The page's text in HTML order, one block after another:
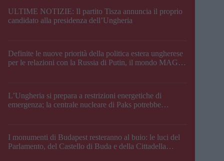
ULTIME NOTIZIE: Il partito Tisza annuncia il proprio
candidato alla presidenza dell’Ungheria
Definite le nuove priorità della politica estera ungherese
per le relazioni con la Russia di Putin, il mondo MAGA,
L’Ungheria si prepara a restrizioni energetiche di
emergenza; la centrale nucleare di Paks potrebbe
I monumenti di Budapest resteranno al buio: le luci del
Parlamento, del Castello di Buda e della Cittadella